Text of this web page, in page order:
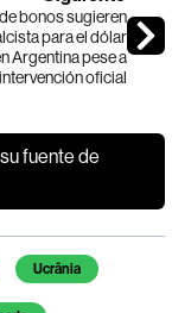
bonos sugieren
para el dólar
Argentina pese a
intervención oficial
fuente de
Ucrânia